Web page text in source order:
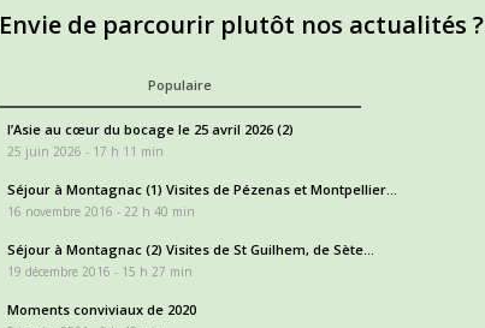
Envie de parcourir plutôt nos actualités ?
Populaire
l’Asie au cœur du bocage le 25 avril 2026 (2)
25 juin 2026 - 17 h 11 min
Séjour à Montagnac (1) Visites de Pézenas et Montpellier...
16 novembre 2016 - 22 h 40 min
Séjour à Montagnac (2) Visites de St Guilhem, de Sète...
19 décembre 2016 - 15 h 27 min
Moments conviviaux de 2020